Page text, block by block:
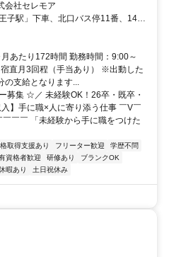
会社セレモア
子駅」下車、北口バス停11番、14番
下車、4番のりばより、「みつい台
（左入経由）」「創価大学循環（八
町四丁目」下車、進行方向左側。
あたり172時間 勤務時間：9:00～
直月3回程（手当あり） ※出動した
の支給となります...
募集 ☆／ 未経験OK！26卒・既卒・
】手に職×人に寄り添う仕事 ￣V￣
￣￣ 「未経験から手に職をつけた
取得支援あり フリーター歓迎
学歴不問
資格者歓迎 研修あり
ブランクOK
暇あり 土日祝休み